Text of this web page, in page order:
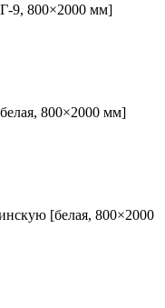
9, 800×2000 мм]
800×2000 мм]
[белая, 800×2000